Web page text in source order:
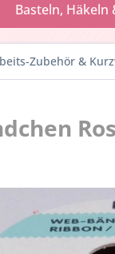
Basteln, Häkeln
Zubehör &